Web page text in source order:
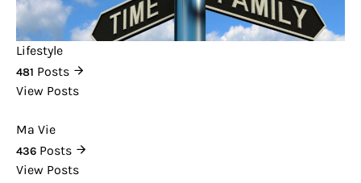
Lifestyle
481 Posts
View Posts
Ma Vie
436 Posts
View Posts